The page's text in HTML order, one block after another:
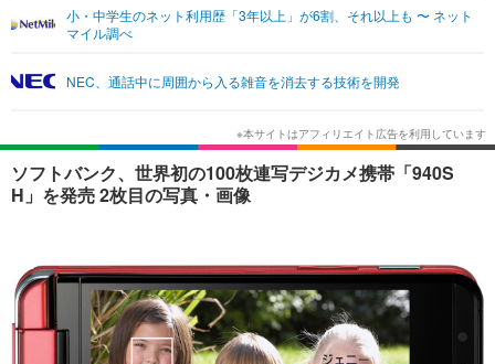
ネタ
ショッピング その他
エンタメTOP 映画・ドラマ
韓国・芸能
音楽 スポーツ
ショッピング その他
ライフTOP グルメ
ペット ショッピング
リリース一覧
プッシュ通知の停止方法
小・中学生のネット利用歴「3年以上」が6割、それ以上も 〜 ネット
マイル調べ
NEC、通話中に周囲から入る雑音を消去する技術を開発
ソフトバンク、世界初の100枚連写デジカメ携帯「940S
H」を発売 2枚目の写真・画像